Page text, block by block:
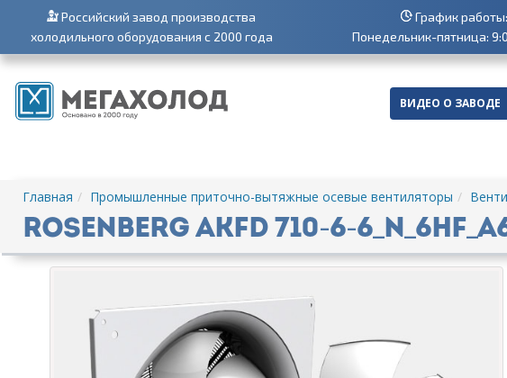
Российский завод производства
холодильного оборудования с 2000 года
График работы:
Понедельник-пятница:
ВИДЕО О ЗАВОДЕ
Главная Промышленные приточно-вытяжные осевые вентиляторы
Rosenberg AKFD 710-6-